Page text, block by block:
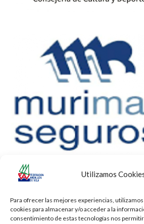
Utilizamos
Para ofrecer las mejores experiencias,
cookies para almacenar y/o acceder a la
consentimiento de estas tecnologías nos